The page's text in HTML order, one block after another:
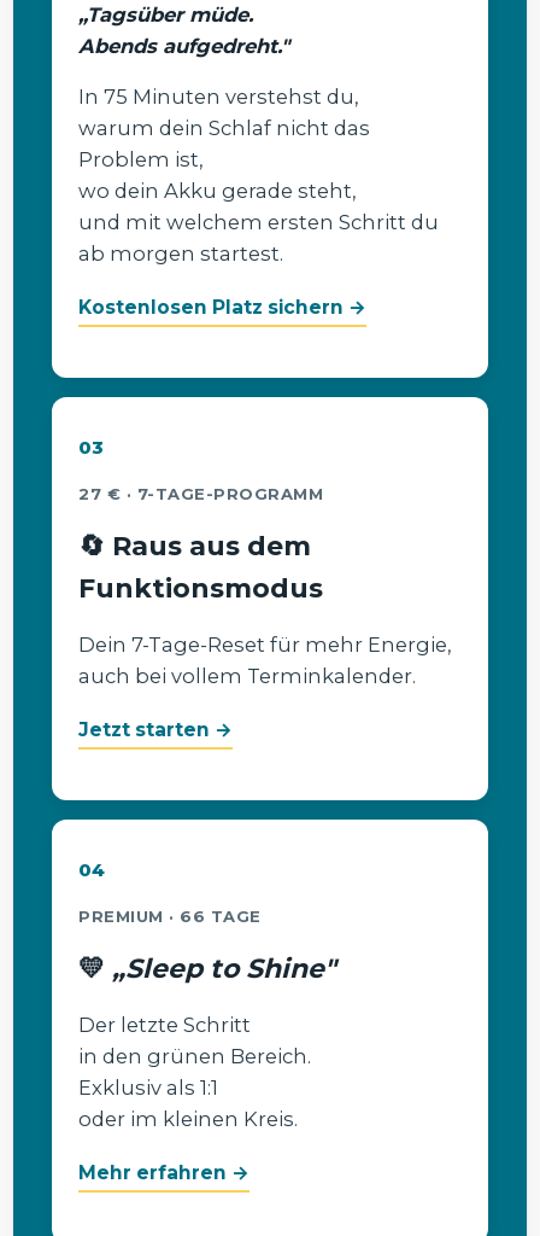
„Tagsüber müde.
Abends aufgedreht."
In 75 Minuten verstehst du,
warum dein Schlaf nicht das
Problem ist,
wo dein Akku gerade steht,
und mit welchem ersten Schritt du
ab morgen startest.
Kostenlosen Platz sichern →
03
27 € · 7-TAGE-PROGRAMM
🔄 Raus aus dem
Funktionsmodus
Dein 7-Tage-Reset für mehr Energie,
auch bei vollem Terminkalender.
Jetzt starten →
04
PREMIUM · 66 TAGE
💛 „Sleep to Shine"
Der letzte Schritt
in den grünen Bereich.
Exklusiv als 1:1
oder im kleinen Kreis.
Mehr erfahren →